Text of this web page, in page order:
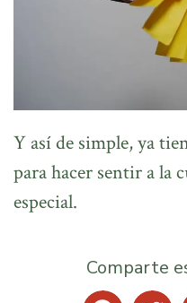
Y así de simple, ya
para hacer sentir a la
especial.
Comparte